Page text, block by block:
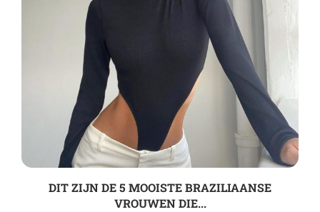
DIT ZIJN DE 5 MOOISTE BRAZILIAANSE
VROUWEN DIE...